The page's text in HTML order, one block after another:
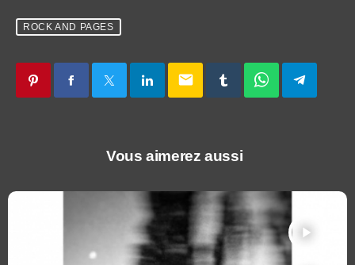
ROCK AND PAGES
email
Vous aimerez aussi
play_arrow